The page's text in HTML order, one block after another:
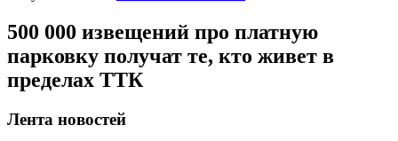
500 000 извещений про платную
парковку получат те, кто живет в
пределах ТТК
Лента новостей